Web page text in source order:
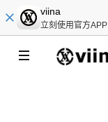
viina
立刻使用官方APP